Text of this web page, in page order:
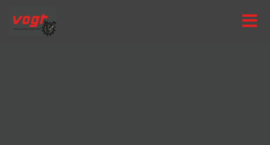
Toggle